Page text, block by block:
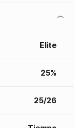
Elite
25%
25/26